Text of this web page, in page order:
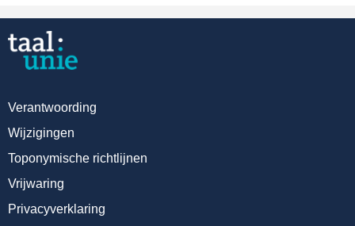
Verantwoording
Wijzigingen
Toponymische richtlijnen
Vrijwaring
Privacyverklaring